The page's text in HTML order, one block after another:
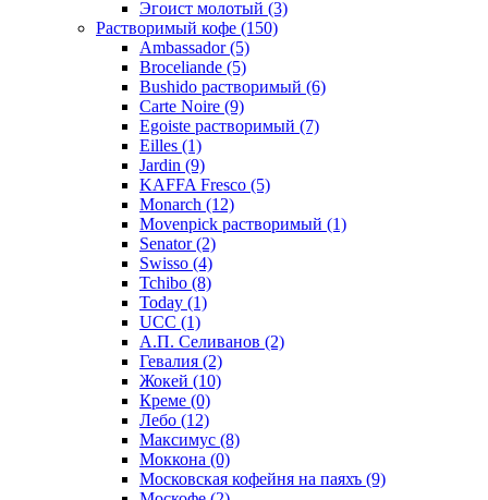
Эгоист молотый (3)
Растворимый кофе (150)
Ambassador(5)
Broceliande (5)
Bushido растворимый (6)
Carte Noire (9)
Egoiste растворимый (7)
Eilles (1)
Jardin (9)
KAFFA Fresco (5)
Monarch (12)
Movenpick растворимый (1)
Senator(2)
Swisso (4)
Tchibo (8)
Today (1)
UCC (1)
А.П. Селиванов (2)
Гевалия (2)
Жокей (10)
Креме (0)
Лебо (12)
Максимус (8)
Моккона (0)
Московская кофейня на паяхъ (9)